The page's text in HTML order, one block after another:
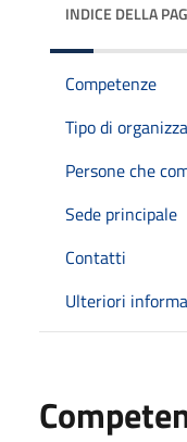
INDICE DELLA
Competenze
Tipo di
Persone che
Sede principale
Contatti
Ulteriori